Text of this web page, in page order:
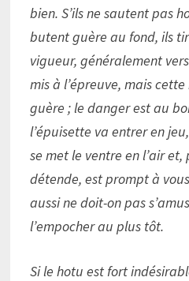
bien. S’ils ne sautent pas
butent guère au fond, ils
vigueur, généralement
mis à l’épreuve, mais
guère ; le danger est au
l’épuisette va entrer en
se met le ventre en l’air
détende, est prompt à
aussi ne doit-on pas
l’empocher au plus tôt.
Si le hotu est fort